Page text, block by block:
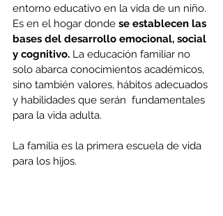
entorno educativo en la vida de un niño.
Es en el hogar donde se establecen las
bases del desarrollo emocional, social
y cognitivo. La educación familiar no
solo abarca conocimientos académicos,
sino también valores, hábitos adecuados
y habilidades que serán  fundamentales
para la vida adulta.
La familia es la primera escuela de vida
para los hijos.